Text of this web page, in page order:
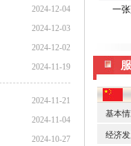
2024-12-04
2024-12-03
2024-12-02
2024-11-19
2024-11-21
2024-11-04
2024-10-27